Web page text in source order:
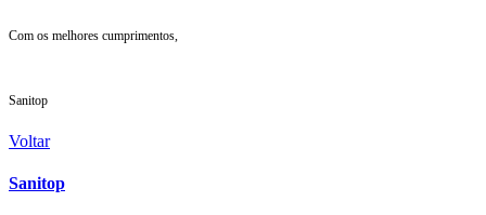
Com os melhores cumprimentos,
Sanitop
Voltar
Sanitop